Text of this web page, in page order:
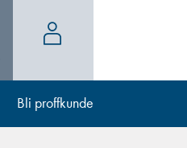
Bli proffkunde